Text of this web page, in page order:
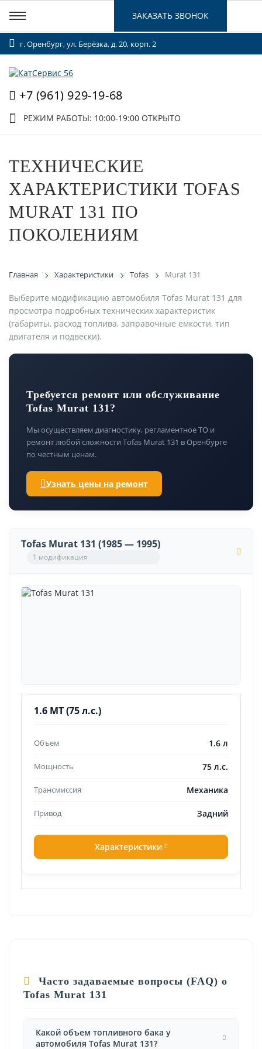
г. Оренбург, ул. Берёзка, д. 20, корп. 2
+7 (961) 929-19-68
РЕЖИМ РАБОТЫ: 10:00-19:00 ОТКРЫТО
ЗАКАЗАТЬ ЗВОНОК
ТЕХНИЧЕСКИЕ
ХАРАКТЕРИСТИКИ TOFAS
MURAT 131 ПО
ПОКОЛЕНИЯМ
Главная Характеристики Tofas Murat 131
Выберите модификацию автомобиля Tofas Murat 131 для
просмотра подробных технических характеристик
(габариты, расход топлива, заправочные емкости, тип
двигателя и подвески).
Требуется ремонт или обслуживание
Tofas Murat 131?
Мы осуществляем диагностику, регламентное ТО и
ремонт любой сложности Tofas Murat 131 в Оренбурге
по честным ценам.
Узнать цены на ремонт
Tofas Murat 131 (1985 — 1995)
1 модификация
1.6 MT (75 л.с.)
1.6 л
75 л.с.
Механика
Задний
Характеристики
Часто задаваемые вопросы (FAQ) о
Tofas Murat 131
Какой объем топливного бака у
автомобиля Tofas Murat 131?